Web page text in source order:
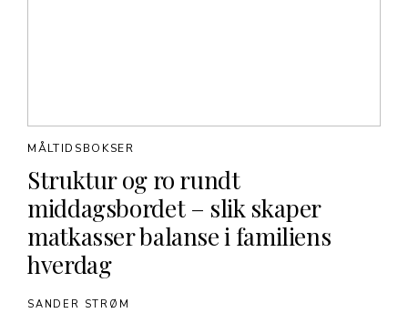
Struktur og ro rundt
middagsbordet – slik skaper
matkasser balanse i familiens
hverdag
MÅLTIDSBOKSER
SANDER STRØM